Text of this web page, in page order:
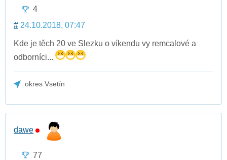
4
# 24.10.2018, 07:47
Kde je těch 20 ve Slezku o víkendu vy remcalové a
odborníci...
okres Vsetín
dawe
77